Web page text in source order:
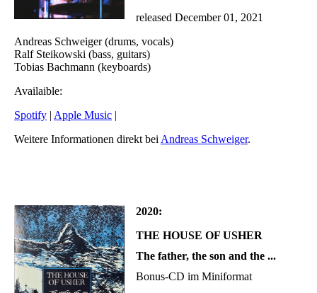
released December 01, 2021
Andreas Schweiger (drums, vocals)
Ralf Steikowski (bass, guitars)
Tobias Bachmann (keyboards)
Availaible:
Spotify | Apple Music |
Weitere Informationen direkt bei Andreas Schweiger.
2020:
THE HOUSE OF USHER
The father, the son and the ...
Bonus-CD im Miniformat